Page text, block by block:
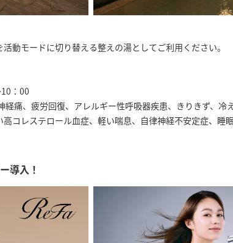
動モードに切り替える整えの湯としてご利用ください。
：00
経痛、疲労回復、アレルギー性呼吸器疾患、きりきず、冷
コレステロール血症、軽い喘息、自律神経不安定症、睡眠
導入！